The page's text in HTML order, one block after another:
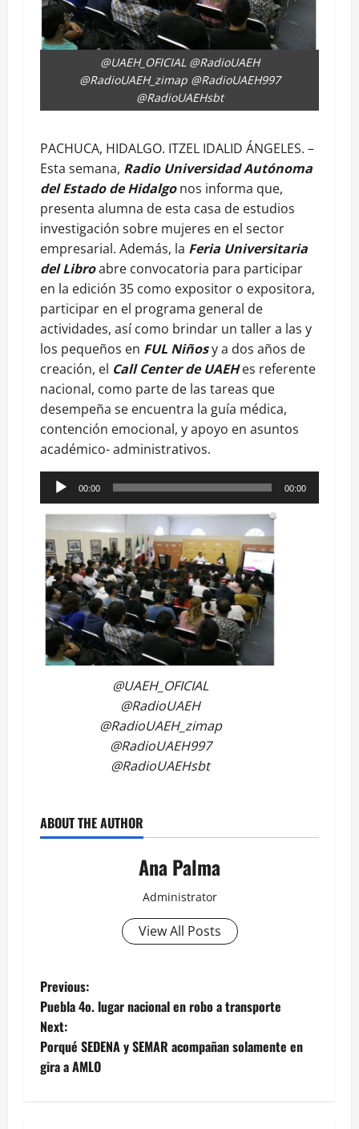
@UAEH_OFICIAL @RadioUAEH
@RadioUAEH_zimap @RadioUAEH997
@RadioUAEHsbt
PACHUCA, HIDALGO. ITZEL IDALID ÁNGELES. –
Esta semana, Radio Universidad Autónoma
del Estado de Hidalgo nos informa que,
presenta alumna de esta casa de estudios
investigación sobre mujeres en el sector
empresarial. Además, la Feria Universitaria
del Libroabre convocatoria para participar
en la edición 35 como expositor o expositora,
participar en el programa general de
actividades, así como brindar un taller a las y
los pequeños en FUL Niñosy a dos años de
creación, el Call Center de UAEH es referente
nacional, como parte de las tareas que
desempeña se encuentra la guía médica,
contención emocional, y apoyo en asuntos
académico- administrativos.
Reproductor
de
audio
00:00 00:00
@UAEH_OFICIAL
@RadioUAEH
@RadioUAEH_zimap
@RadioUAEH997
@RadioUAEHsbt
ABOUT THE AUTHOR
Ana Palma
Administrator
View All Posts
Post
navigation
Previous:
Puebla 4o. lugar nacional en robo a transporte
Next:
Porqué SEDENA y SEMAR acompañan solamente en
gira a AMLO